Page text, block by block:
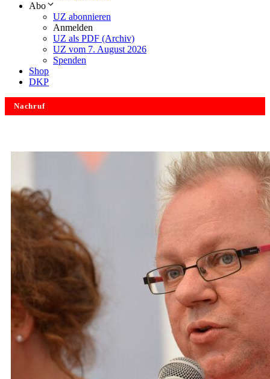
Abo
UZ abonnieren
Anmelden
UZ als PDF (Archiv)
UZ vom 7. August 2026
Spenden
Shop
DKP
Nachruf